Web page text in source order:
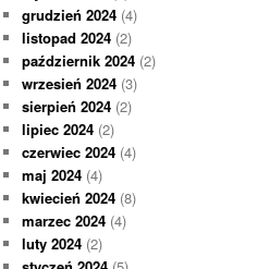
grudzień 2024 (4)
listopad 2024 (2)
październik 2024 (2)
wrzesień 2024 (3)
sierpień 2024 (2)
lipiec 2024 (2)
czerwiec 2024 (4)
maj 2024 (4)
kwiecień 2024 (8)
marzec 2024 (4)
luty 2024 (2)